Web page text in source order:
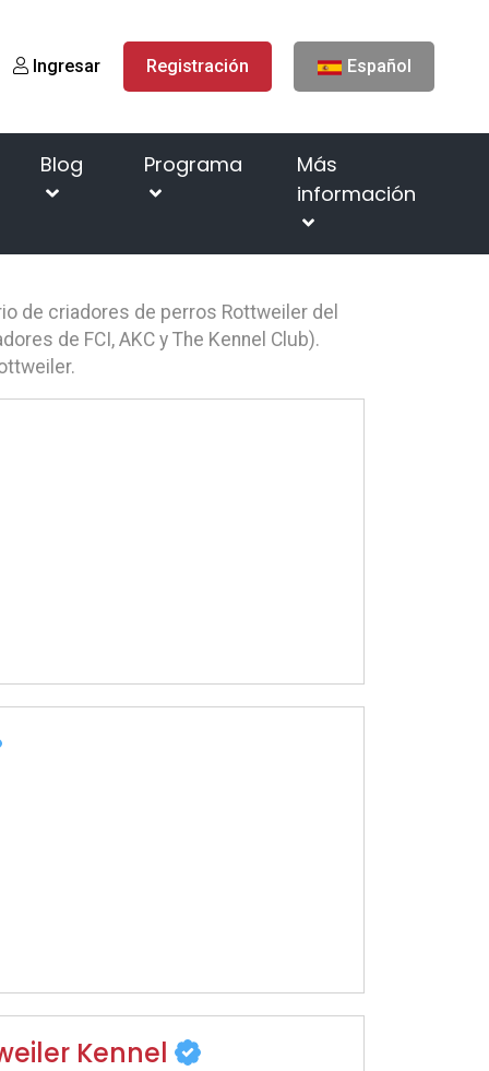
Ingresar Registración Español
Blog Programa
Más
información
Criaderos de perros
de criadores de perros Rottweiler del
de FCI, AKC y The Kennel Club).
Kennel